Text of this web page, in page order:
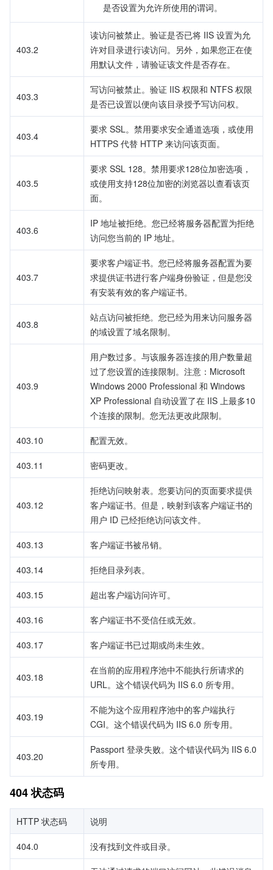
是否设置为允许所使用的谓词。
403.2
读访问被禁止。验证是否已将 IIS 设置为允
许对目录进行读访问。另外，如果您正在使
用默认文件，请验证该文件是否存在。
403.3
写访问被禁止。验证 IIS 权限和 NTFS 权限
是否已设置以便向该目录授予写访问权。
403.4
要求 SSL。禁用要求安全通道选项，或使用
HTTPS 代替 HTTP 来访问该页面。
403.5
要求 SSL 128。禁用要求128位加密选项，
或使用支持128位加密的浏览器以查看该页
面。
403.6
IP 地址被拒绝。您已经将服务器配置为拒绝
访问您当前的 IP 地址。
403.7
要求客户端证书。您已经将服务器配置为要
求提供证书进行客户端身份验证，但是您没
有安装有效的客户端证书。
403.8
站点访问被拒绝。您已经为用来访问服务器
的域设置了域名限制。
403.9
用户数过多。与该服务器连接的用户数量超
过了您设置的连接限制。注意：Microsoft
Windows 2000 Professional 和 Windows
XP Professional 自动设置了在 IIS 上最多10
个连接的限制。您无法更改此限制。
403.10 配置无效。
403.11 密码更改。
403.12
拒绝访问映射表。您要访问的页面要求提供
客户端证书。但是，映射到该客户端证书的
用户 ID 已经拒绝访问该文件。
403.13 客户端证书被吊销。
403.14 拒绝目录列表。
403.15 超出客户端访问许可。
403.16 客户端证书不受信任或无效。
403.17 客户端证书已过期或尚未生效。
403.18
在当前的应用程序池中不能执行所请求的
URL。这个错误代码为 IIS 6.0 所专用。
403.19
不能为这个应用程序池中的客户端执行
CGI。这个错误代码为 IIS 6.0 所专用。
403.20
Passport 登录失败。这个错误代码为 IIS 6.0
所专用。
404 状态码
HTTP 状态码 说明
404.0 没有找到文件或目录。